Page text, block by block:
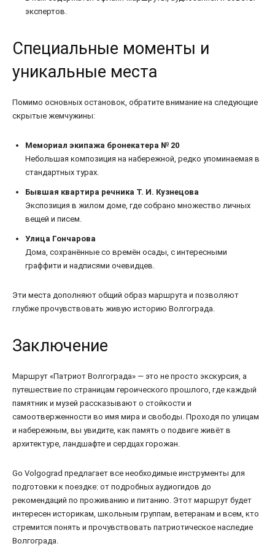
экспертов.
Специальные моменты и
уникальные места
Помимо основных остановок, обратите внимание на следующие
скрытые жемчужины:
Мемориал экипажа бронекатера № 20
Небольшая композиция на набережной, редко упоминаемая в
стандартных турах.
Бывшая квартира речника Т. И. Кузнецова
Экспозиция в жилом доме, где собрано множество личных
вещей и писем.
Улица Гончарова
Дома, сохранённые со времён осады, с интересными
граффити и надписями очевидцев.
Эти места дополняют общий образ маршрута и позволяют
глубже прочувствовать живую историю Волгограда.
Заключение
Маршрут «Патриот Волгограда» — это не просто экскурсия, а
путешествие по страницам героического прошлого, где каждый
памятник и музей рассказывают о стойкости и
самоотверженности во имя мира и свободы. Проходя по улицам
и набережным, вы увидите, как память о подвиге живёт в
архитектуре, ландшафте и сердцах горожан.
Go Volgograd предлагает все необходимые инструменты для
подготовки к поездке: от подробных аудиогидов до
рекомендаций по проживанию и питанию. Этот маршрут будет
интересен историкам, школьным группам, ветеранам и всем, кто
стремится понять и прочувствовать патриотическое наследие
Волгограда.